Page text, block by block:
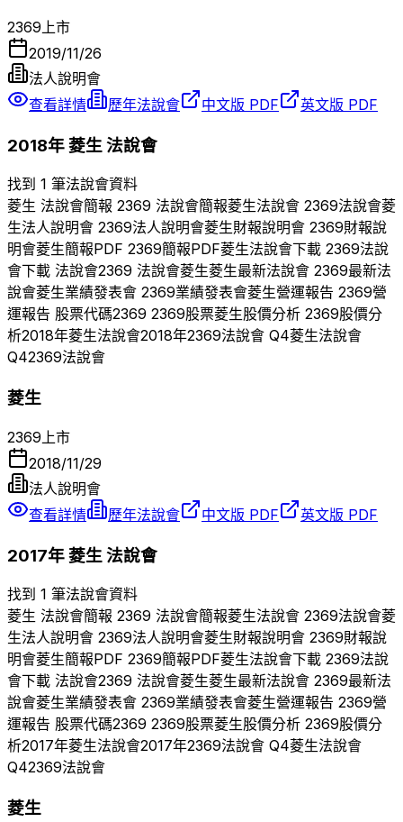
2369上市
2019/11/26
法人說明會
查看詳情
歷年法說會 中文版 PDF 英文版 PDF
2018年菱生法說會
找到 1 筆法說會資料
菱生 法說會簡報 2369 法說會簡報菱生法說會 2369法說會菱
生法人說明會 2369法人說明會菱生財報說明會 2369財報說
明會菱生簡報PDF 2369簡報PDF菱生法說會下載 2369法說
會下載 法說會2369 法說會菱生菱生最新法說會 2369最新法
說會菱生業績發表會 2369業績發表會菱生營運報告 2369營
運報告 股票代碼2369 2369股票菱生股價分析 2369股價分
析2018年菱生法說會2018年2369法說會 Q4菱生法說會
Q42369法說會
菱生
2369 上市
2018/11/29
法人說明會
查看詳情
歷年法說會 中文版 PDF 英文版 PDF
2017年菱生 法說會
找到 1 筆法說會資料
菱生 法說會簡報 2369 法說會簡報菱生法說會 2369法說會菱
生法人說明會 2369法人說明會菱生財報說明會 2369財報說
明會菱生簡報PDF 2369簡報PDF菱生法說會下載 2369法說
會下載 法說會2369 法說會菱生菱生最新法說會 2369最新法
說會菱生業績發表會 2369業績發表會菱生營運報告 2369營
運報告 股票代碼2369 2369股票菱生股價分析 2369股價分
析2017年菱生法說會2017年2369法說會 Q4菱生法說會
Q42369法說會
菱生